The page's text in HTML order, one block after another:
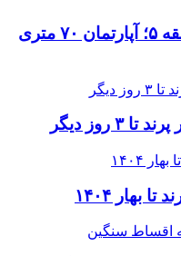
نرخ‌ رهن و اجاره مسکن در منطقه ۵؛ آپارتمان ۷۰ متری